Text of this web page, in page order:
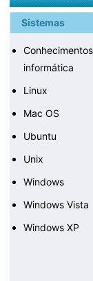
Sistemas
informática
Linux
Mac OS
Ubuntu
Unix
Windows
Windows Vista
Windows XP